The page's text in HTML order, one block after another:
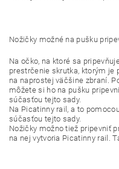
Nožičky možné na pušku
Na očko, na ktoré sa
prestrčenie skrutka, ktorým je
na naprostej väčšine zbraní.
môžete si ho na pušku
súčasťou tejto sady.
Na Picatinny rail, a to
súčasťou tejto sady.
Nožičky možno tiež pripevniť
na nej vytvoria Picatinny rail.